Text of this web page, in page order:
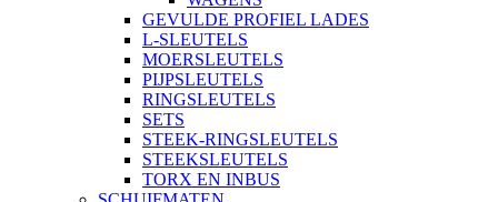
GEVULDE PROFIEL LADES
L-SLEUTELS
MOERSLEUTELS
PIJPSLEUTELS
RINGSLEUTELS
SETS
STEEK-RINGSLEUTELS
STEEKSLEUTELS
TORX EN INBUS